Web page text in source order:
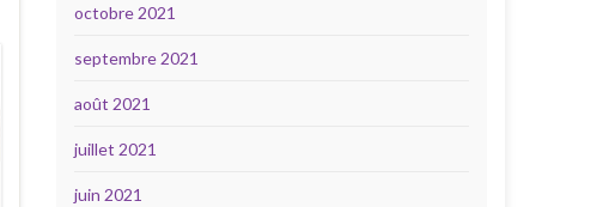
octobre 2021
septembre 2021
août 2021
juillet 2021
juin 2021